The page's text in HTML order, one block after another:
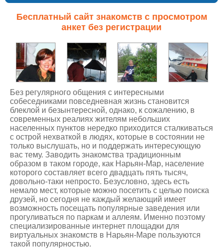
Бесплатный сайт знакомств с просмотром
анкет без регистрации
Без регулярного общения с интересными
собеседниками повседневная жизнь становится
блеклой и безынтересной, однако, к сожалению, в
современных реалиях жителям небольших
населенных пунктов нередко приходится сталкиваться
с острой нехваткой в людях, которые в состоянии не
только выслушать, но и поддержать интересующую
вас тему. Заводить знакомства традиционным
образом в таком городе, как Нарьян-Мар, население
которого составляет всего двадцать пять тысяч,
довольно-таки непросто. Безусловно, здесь есть
немало мест, которые можно посетить с целью поиска
друзей, но сегодня не каждый желающий имеет
возможность посещать популярные заведения или
прогуливаться по паркам и аллеям. Именно поэтому
специализированные интернет площадки для
виртуальных знакомств в Нарьян-Маре пользуются
такой популярностью.